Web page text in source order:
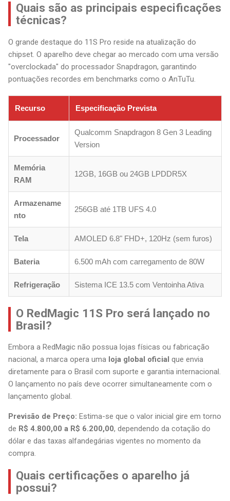
Quais são as principais especificações
técnicas?
O grande destaque do 11S Pro reside na atualização do
chipset. O aparelho deve chegar ao mercado com uma versão
"overclockada" do processador Snapdragon, garantindo
pontuações recordes em benchmarks como o AnTuTu.
Recurso Especificação Prevista
Processador
Qualcomm Snapdragon 8 Gen 3 Leading
Version
Memória
RAM
12GB, 16GB ou 24GB LPDDR5X
Armazename
nto
256GB até 1TB UFS 4.0
Tela AMOLED 6.8" FHD+, 120Hz (sem furos)
Bateria 6.500 mAh com carregamento de 80W
Refrigeração Sistema ICE 13.5 com Ventoinha Ativa
O RedMagic 11S Pro será lançado no
Brasil?
Embora a RedMagic não possua lojas físicas ou fabricação
nacional, a marca opera uma loja global oficial que envia
diretamente para o Brasil com suporte e garantia internacional.
O lançamento no país deve ocorrer simultaneamente com o
lançamento global.
Previsão de Preço: Estima-se que o valor inicial gire em torno
de R$ 4.800,00 a R$ 6.200,00, dependendo da cotação do
dólar e das taxas alfandegárias vigentes no momento da
compra.
Quais certificações o aparelho já
possui?